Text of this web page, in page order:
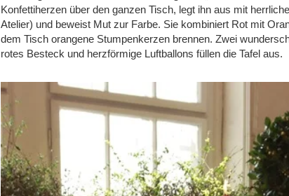
Konfettiherzen über den ganzen Tisch, legt ihn aus mit
Atelier) und beweist Mut zur Farbe. Sie kombiniert Rot mit
dem Tisch orangene Stumpenkerzen brennen. Zwei
rotes Besteck und herzförmige Luftballons füllen die Tafel aus.